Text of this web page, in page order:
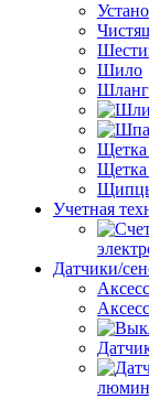
Шило
Шланг
Щетка
Щетка
Учетная
Датчики/